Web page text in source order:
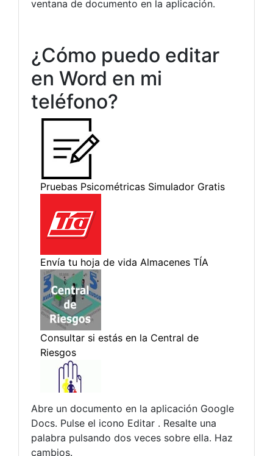
ventana de documento en la aplicación.
¿Cómo puedo editar
en Word en mi
teléfono?
Abre un documento en la aplicación Google
Docs. Pulse el icono Editar . Resalte una
palabra pulsando dos veces sobre ella. Haz
cambios.